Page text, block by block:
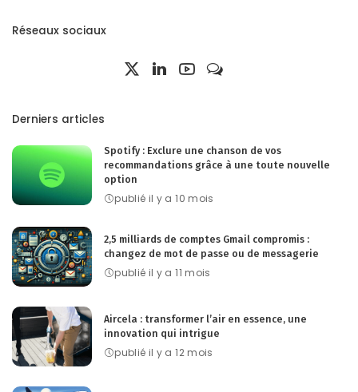
Réseaux sociaux
Derniers articles
Spotify : Exclure une chanson de vos
recommandations grâce à une toute nouvelle
option
publié il y a 10 mois
2,5 milliards de comptes Gmail compromis :
changez de mot de passe ou de messagerie
publié il y a 11 mois
Aircela : transformer l’air en essence, une
innovation qui intrigue
publié il y a 12 mois